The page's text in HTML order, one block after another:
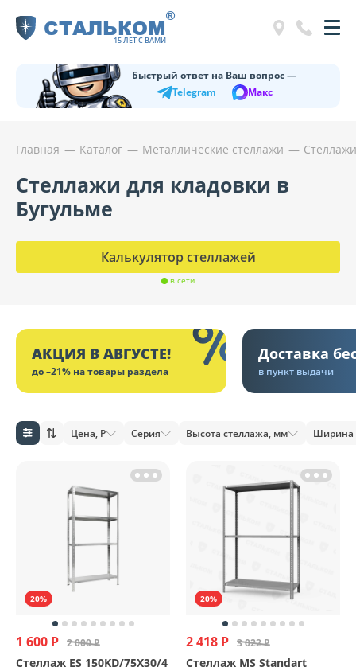
СТАЛЬКОМ
15 ЛЕТ С ВАМИ
®
Быстрый ответ на Ваш вопрос —
Telegram
Макс
Главная Каталог Металлические стеллажи
Стеллажи для кладовки в
Бугульме
Калькулятор стеллажей
в сети
АКЦИЯ В АВГУСТЕ!
до –21% на товары раздела
Доставка
в пункт выдачи
Цена, Р Серия Высота стеллажа, мм Ширина
20%
1 600 Р 2 000 Р
Стеллаж ES 150KD/75Х30/4
20%
2 418 Р 3 022 Р
Стеллаж MS Standart